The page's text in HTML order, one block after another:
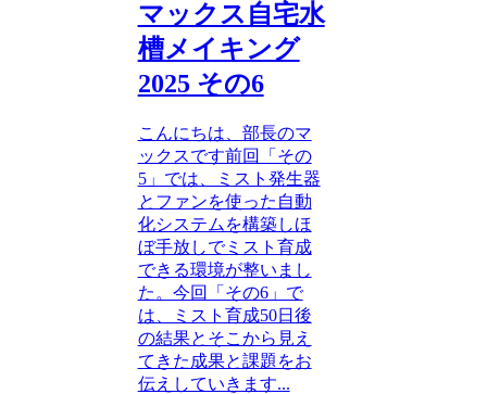
マックス自宅水
槽メイキング
2025 その6
こんにちは、部長のマ
ックスです前回「その
5」では、ミスト発生器
とファンを使った自動
化システムを構築しほ
ぼ手放しでミスト育成
できる環境が整いまし
た。今回「その6」で
は、ミスト育成50日後
の結果とそこから見え
てきた成果と課題をお
伝えしていきます...